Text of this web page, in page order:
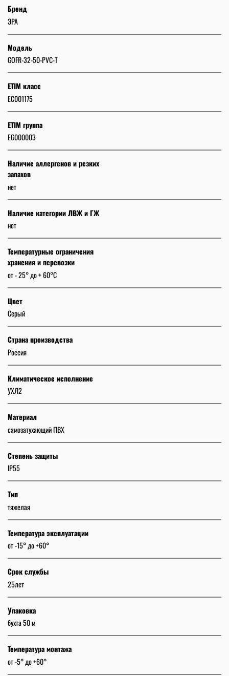
Бренд
ЭРА
Модель
GOFR-32-50-PVC-T
ETIM класс
EC001175
ETIM группа
EG000003
Наличие аллергенов и резких
запахов
нет
Наличие категории ЛВЖ и ГЖ
нет
Температурные ограничения
хранения и перевозки
от - 25° до + 60°C
Цвет
Серый
Страна производства
Россия
Климатическое исполнение
УХЛ2
Материал
самозатухающий ПВХ
Степень защиты
IP55
Тип
тяжелая
Температура эксплуатации
от -15° до +60°
Срок службы
25лет
Упаковка
бухта 50 м
Температура монтажа
от -5° до +60°